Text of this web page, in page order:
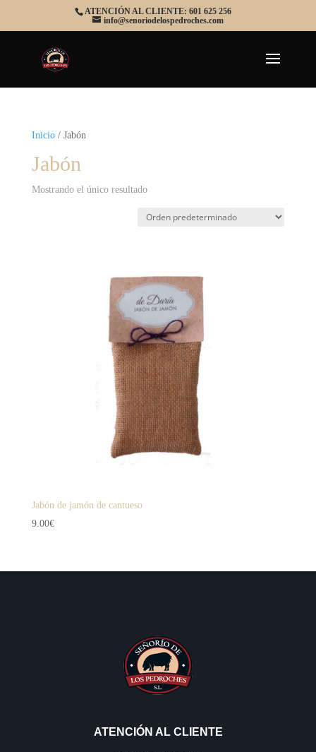
ATENCIÓN AL CLIENTE: 601 625 256
info@senoriodelospedroches.com
Inicio/ Jabón
Jabón
Mostrando el único resultado
Jabón de jamón de cantueso
9.00€
ATENCIÓN AL CLIENTE